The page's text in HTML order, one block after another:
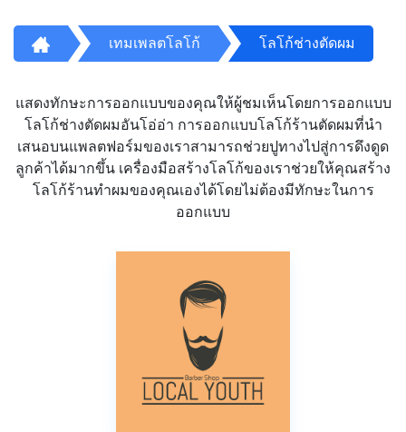
เทมเพลตโลโก้ โลโก้ช่างตัดผม
แสดงทักษะการออกแบบของคุณให้ผู้ชมเห็นโดยการออกแบบ
โลโก้ช่างตัดผมอันโอ่อ่า การออกแบบโลโก้ร้านตัดผมที่นำ
เสนอบนแพลตฟอร์มของเราสามารถช่วยปูทางไปสู่การดึงดูด
ลูกค้าได้มากขึ้น เครื่องมือสร้างโลโก้ของเราช่วยให้คุณสร้าง
โลโก้ร้านทำผมของคุณเองได้โดยไม่ต้องมีทักษะในการ
ออกแบบ